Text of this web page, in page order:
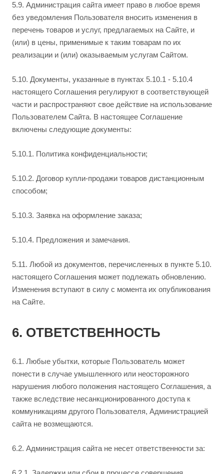
5.9. Администрация сайта имеет право в любое время
без уведомления Пользователя вносить изменения в
перечень товаров и услуг, предлагаемых на Сайте, и
(или) в цены, применимые к таким товарам по их
реализации и (или) оказываемым услугам Сайтом.
5.10. Документы, указанные в пунктах 5.10.1 - 5.10.4
настоящего Соглашения регулируют в соответствующей
части и распространяют свое действие на использование
Пользователем Сайта. В настоящее Соглашение
включены следующие документы:
5.10.1. Политика конфиденциальности;
5.10.2. Договор купли-продажи товаров дистанционным
способом;
5.10.3. Заявка на оформление заказа;
5.10.4. Предложения и замечания.
5.11. Любой из документов, перечисленных в пункте 5.10.
настоящего Соглашения может подлежать обновлению.
Изменения вступают в силу с момента их опубликования
на Сайте.
6. ОТВЕТСТВЕННОСТЬ
6.1. Любые убытки, которые Пользователь может
понести в случае умышленного или неосторожного
нарушения любого положения настоящего Соглашения, а
также вследствие несанкционированного доступа к
коммуникациям другого Пользователя, Администрацией
сайта не возмещаются.
6.2. Администрация сайта не несет ответственности за: